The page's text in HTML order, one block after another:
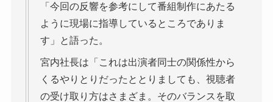
「今回の反響を参考にして番組制作にあたる
ように現場に指導しているところでありま
す」と語った。
宮内社長は「これは出演者同士の関係性から
くるやりとりだったととりましても、視聴者
の受け取り方はさまざま。そのバランスを取